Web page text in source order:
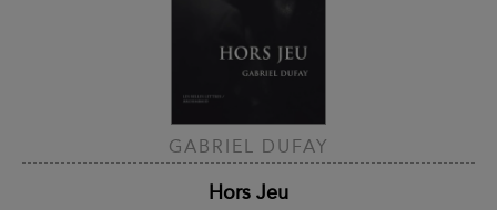
GABRIEL DUFAY
Hors Jeu